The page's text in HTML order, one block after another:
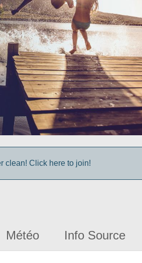
clean! Click here to join!
Météo Info Source